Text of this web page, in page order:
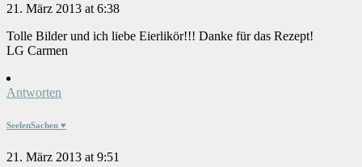
21. März 2013 at 6:38
Tolle Bilder und ich liebe Eierlikör!!! Danke für das Rezept!
LG Carmen
Antworten
SeelenSachen ♥
21. März 2013 at 9:51